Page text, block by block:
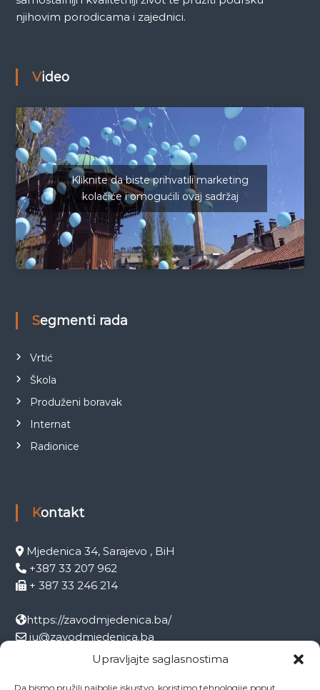
Upravljajte saglasnostima
Da bismo pružili najbolje iskustvo, koristimo tehnologije poput
njihovim porodicama i zajednici.
Video
Kliknite da biste prihvatili marketing
kolačiće i omogućili ovaj sadržaj
Segmenti rada
Vrtić
Škola
Produženi boravak
Internat
Radionice
Kontakt
Mjedenica 34, Sarajevo , BiH
+387 33 207 962
+ 387 33 246 214
https://zavodmjedenica.ba/
ju@zavodmjedenica.ba
info@zamjed.edu.ba